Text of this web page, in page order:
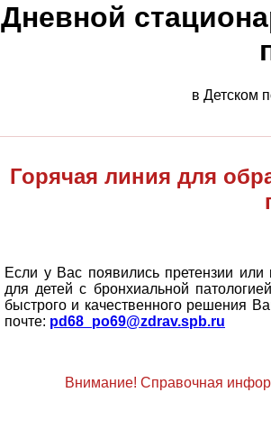
Дневной
в Детском
Горячая линия для
Если у Вас появились претензии
для детей с бронхиальной
быстрого и качественного решения
почте: pd68_po69@zdrav.spb.ru
Внимание! Справочная